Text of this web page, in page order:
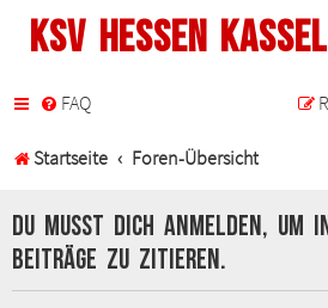
KSV Hessen Kassel
FAQ
Startseite Foren-Übersicht
Du musst dich anmelden, um
Beiträge zu zitieren.